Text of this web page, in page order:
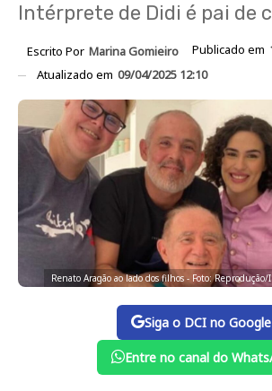
Intérprete de Didi é pai de
Escrito Por Marina Gomieiro Publicado em
Atualizado em 09/04/2025 12:10
Renato Aragão ao lado dos filhos - Foto:
Siga o DCI no Google
Entre no canal do